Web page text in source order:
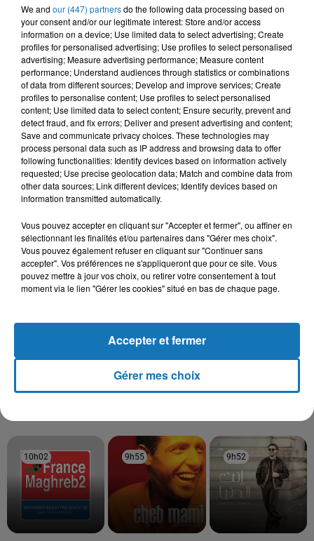
À LA UNE
16 mai 2024
Baya: La Muse Algérienne Qui a Charmé le Monde
31 décembre 2025
Une CAN bien lancée entre cérémonial,
confirmations et démonstrations
22 décembre 2025
Couscous de saison : marché local et cuisine du
Maghreb
10h02
10h02 9h55
9h55 9h52
9h52
We and our (447) partnersdo the following data processing based on
your consent and/or our legitimate interest: Store and/or access
information on a device; Use limited data to select advertising; Create
profiles for personalised advertising; Use profiles to select personalised
advertising; Measure advertising performance; Measure content
performance; Understand audiences through statistics or combinations
of data from different sources; Develop and improve services; Create
profiles to personalise content; Use profiles to select personalised
content; Use limited data to select content; Ensure security, prevent and
detect fraud, and fix errors; Deliver and present advertising and content;
Save and communicate privacy choices. These technologies may
process personal data such as IP address and browsing data to offer
following functionalities: Identify devices based on information actively
requested; Use precise geolocation data; Match and combine data from
other data sources; Link different devices; Identify devices based on
information transmitted automatically.
Vous pouvez accepter en cliquant sur "Accepter et fermer", ou affiner en
sélectionnant les finalités et/ou partenaires dans "Gérer mes choix".
Vous pouvez également refuser en cliquant sur "Continuer sans
accepter". Vos préférences ne s'appliqueront que pour ce site. Vous
pouvez mettre à jour vos choix, ou retirer votre consentement à tout
moment via le lien "Gérer les cookies" situé en bas de chaque page.
Gérer mes choix
Accepter et fermer